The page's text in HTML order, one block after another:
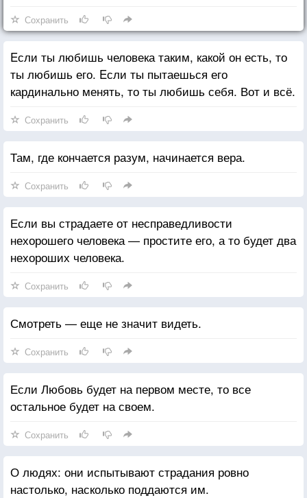
Сохранить
Eсли ты любишь человека таким, какой он есть, то
ты любишь его. Eсли ты пытаешься его
кардинально менять, то ты любишь себя. Вот и всё.
Сохранить
Там, где кончается разум, начинается вера.
Сохранить
Если вы страдаете от несправедливости
нехорошего человека — простите его, а то будет два
нехороших человека.
Сохранить
Смотреть — еще не значит видеть.
Сохранить
Если Любовь будет на первом месте, то все
остальное будет на своем.
Сохранить
О людях: они испытывают страдания ровно
настолько, насколько поддаются им.